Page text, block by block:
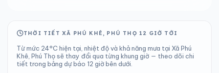
THỜI TIẾT XÃ PHÚ KHÊ, PHÚ THỌ 12 GIỜ TỚI
Từ mức 24°C hiện tại, nhiệt độ và khả năng mưa tại Xã Phú
Khê, Phú Thọ sẽ thay đổi qua từng khung giờ — theo dõi chi
tiết trong bảng dự báo 12 giờ bên dưới.